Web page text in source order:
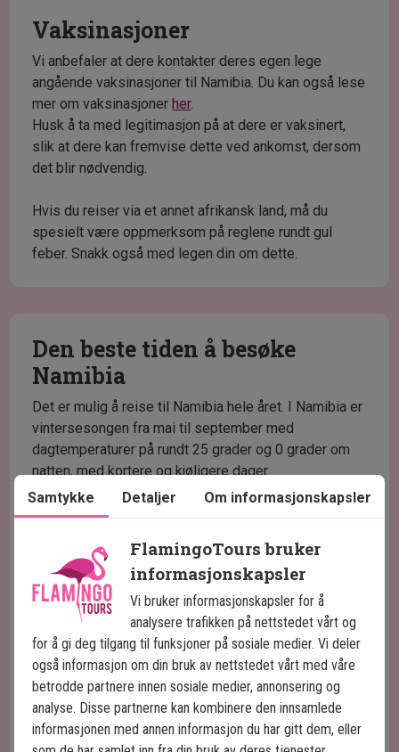
Vaksinasjoner
Vi anbefaler at dere kontakter deres egen lege
angående vaksinasjoner til Namibia. Du kan også lese
mer om vaksinasjonerher.
Husk å ta med legitimasjon på at dere er vaksinert,
slik at dere kan fremvise dette ved ankomst, dersom
det blir nødvendig.
Hvis du reiser via et annet afrikansk land, må du
spesielt være oppmerksom på reglene rundt gul
feber. Snakk også med legen din om dette.
Den beste tiden å besøke
Namibia
Det er mulig å reise til Namibia hele året. I Namibia er
vintersesongen fra mai til september med
dagtemperaturer på rundt 25 grader og 0 grader om
natten, med kortere og kjøligere dager.
Sommersesongen er fra oktober til april med
grader om natten. Regntiden er om sommeren.
Dagene er litt lengre og kan være svært varme.
Nedenfor kan du se værstatistikk fra de ulike
områdene i Namibia.
Windhoek Jan Feb Mar Apr
Max temp (°C)
32 31 29 28
Min temp (°C)
18 18 17 13
Samtykke Detaljer Om informasjonskapsler
FlamingoTours bruker
informasjonskapsler
Vi bruker informasjonskapsler for å
analysere trafikken på nettstedet vårt og
for å gi deg tilgang til funksjoner på sosiale medier. Vi deler
også informasjon om din bruk av nettstedet vårt med våre
betrodde partnere innen sosiale medier, annonsering og
analyse. Disse partnerne kan kombinere den innsamlede
informasjonen med annen informasjon du har gitt dem, eller